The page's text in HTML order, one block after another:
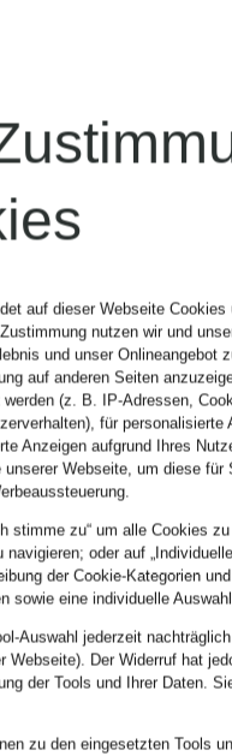
Versand ab CHF 149
von
ist der
immer
auf dieser Webseite Cookies
nutzen wir und
und unser Onlineangebot
auf anderen Seiten
werden (z. B. IP-Adressen,
für personalisierte
Anzeigen aufgrund Ihres
unserer Webseite, um diese für
stimme zu“ um alle Cookies
navigieren; oder auf
der Cookie-Kategorien
sowie eine individuelle
Auswahl jederzeit
Webseite). Der Widerruf hat
der Tools und Ihrer Daten.
zu den eingesetzten Tools